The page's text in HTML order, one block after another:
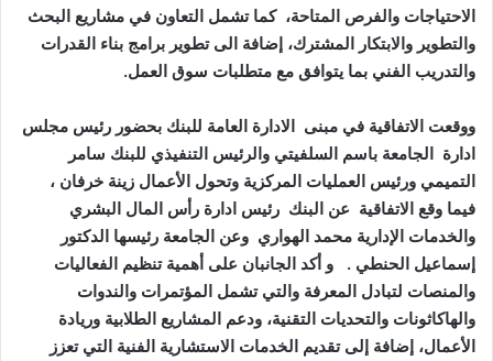
الاحتياجات والفرص المتاحة، كما تشمل التعاون في مشاريع البحث
والتطوير والابتكار المشترك، إضافة الى تطوير برامج بناء القدرات
والتدريب الفني بما يتوافق مع متطلبات سوق العمل.
ووقعت الاتفاقية في مبنى الادارة العامة للبنك بحضور رئيس مجلس
ادارة الجامعة باسم السلفيتي والرئيس التنفيذي للبنك سامر
التميمي ورئيس العمليات المركزية وتحول الأعمال زينة خرفان ،
فيما وقع الاتفاقية عن البنك رئيس ادارة رأس المال البشري
والخدمات الإدارية محمد الهواري وعن الجامعة رئيسها الدكتور
إسماعيل الحنطي . و أكد الجانبان على أهمية تنظيم الفعاليات
والمنصات لتبادل المعرفة والتي تشمل المؤتمرات والندوات
والهاكاثونات والتحديات التقنية، ودعم المشاريع الطلابية وريادة
الأعمال، إضافة إلى تقديم الخدمات الاستشارية الفنية التي تعزز